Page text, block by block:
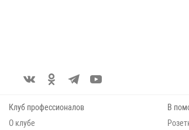
Клуб профессионалов
О клубе
В